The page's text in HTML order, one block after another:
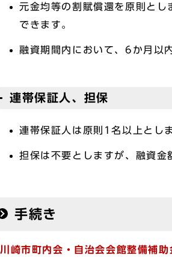
元金均等の割賦償還を原則と
できます。
融資期間内において、6か月以
連帯保証人、担保
連帯保証人は原則1名以上とし
担保は不要としますが、融資
手続き
川崎市町内会・自治会会館整備補